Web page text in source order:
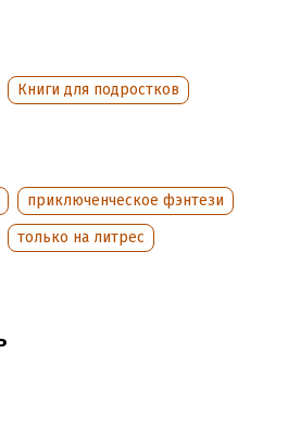
артефакта. Правда, ее ищут
карты Хаоса – дочь
2008
Книги для подростков
приключенческое фэнтези
только на литрес